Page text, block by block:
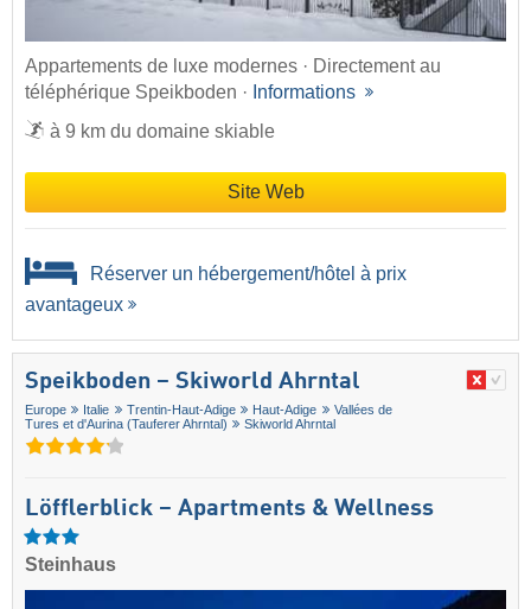
Appartements de luxe modernes · Directement au
téléphérique Speikboden · Informations
à 9 km du domaine skiable
Site Web
Réserver un hébergement/hôtel à prix
avantageux
Speikboden – Skiworld Ahrntal
Europe Italie Trentin-Haut-Adige Haut-Adige
Vallées de
Tures et d'Aurina (Tauferer Ahrntal)
Skiworld Ahrntal
Löfflerblick – Apartments & Wellness
Steinhaus